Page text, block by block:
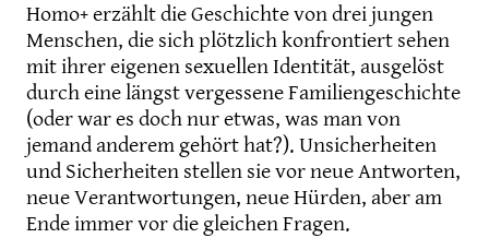
Homo+ erzählt die Geschichte von drei jungen
Menschen, die sich plötzlich konfrontiert sehen
mit ihrer eigenen sexuellen Identität, ausgelöst
durch eine längst vergessene Familiengeschichte
(oder war es doch nur etwas, was man von
jemand anderem gehört hat?). Unsicherheiten
und Sicherheiten stellen sie vor neue Antworten,
neue Verantwortungen, neue Hürden, aber am
Ende immer vor die gleichen Fragen.